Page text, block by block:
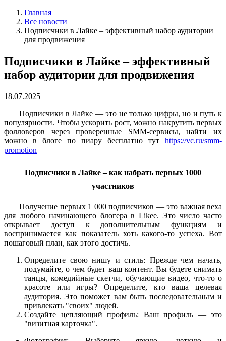
Главная
Все новости
Подписчики в Лайке – эффективный набор аудитории
для продвижения
Подписчики в Лайке – эффективный
набор аудитории для продвижения
18.07.2025
Подписчики в Лайке — это не только цифры, но и путь к
популярности. Чтобы ускорить рост, можно накрутить первых
фолловеров через проверенные SMM-сервисы, найти их
можно в блоге по пиару бесплатно тут https://vc.ru/smm-
promotion
Подписчики в Лайке – как набрать первых 1000
участников
Получение первых 1 000 подписчиков — это важная веха
для любого начинающего блогера в Likee. Это число часто
открывает доступ к дополнительным функциям и
воспринимается как показатель хоть какого-то успеха. Вот
пошаговый план, как этого достичь.
Определите свою нишу и стиль: Прежде чем начать,
подумайте, о чем будет ваш контент. Вы будете снимать
танцы, комедийные скетчи, обучающие видео, что-то о
красоте или игры? Определите, кто ваша целевая
аудитория. Это поможет вам быть последовательным и
привлекать "своих" людей.
Создайте цепляющий профиль: Ваш профиль — это
"визитная карточка".